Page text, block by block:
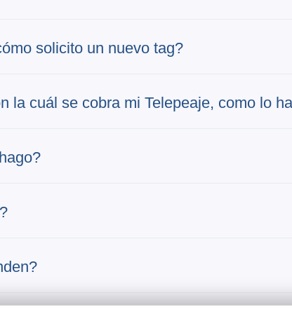
solicito un nuevo tag?
la cuál se cobra mi Telepeaje, como lo